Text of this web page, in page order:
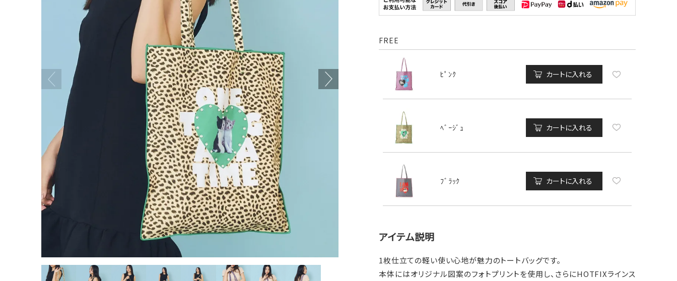
FREE
ﾋﾟﾝｸ カートに入れる
ﾍﾞｰｼﾞｭ カートに入れる
ﾌﾞﾗｯｸ カートに入れる
アイテム説明
1枚仕立ての軽い使い心地が魅力のトートバッグです。
本体にはオリジナル図案のフォトプリントを使用し、さらにHOTFIXラインス